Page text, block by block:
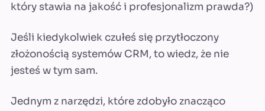
który stawia na jakość i profesjonalizm prawda?)
Jeśli kiedykolwiek czułeś się przytłoczony
złożonością systemów CRM, to wiedz, że nie
jesteś w tym sam.
Jednym z narzędzi, które zdobyło znacząco